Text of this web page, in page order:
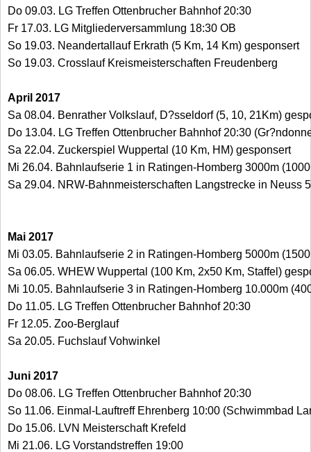
Do 09.03. LG Treffen Ottenbrucher Bahnhof 20:30
Fr 17.03. LG Mitgliederversammlung 18:30 OB
So 19.03. Neandertallauf Erkrath (5 Km, 14 Km) gesponsert
So 19.03. Crosslauf Kreismeisterschaften Freudenberg
April 2017
Sa 08.04. Benrather Volkslauf, D?sseldorf (5, 10, 21Km)
Do 13.04. LG Treffen Ottenbrucher Bahnhof 20:30
Sa 22.04. Zuckerspiel Wuppertal (10 Km, HM) gesponsert
Mi 26.04. Bahnlaufserie 1 in Ratingen-Homberg 3000m
Sa 29.04. NRW-Bahnmeisterschaften Langstrecke in Neuss
Mai 2017
Mi 03.05. Bahnlaufserie 2 in Ratingen-Homberg 5000m
Sa 06.05. WHEW Wuppertal (100 Km, 2x50 Km, Staffel)
Mi 10.05. Bahnlaufserie 3 in Ratingen-Homberg 10.000m
Do 11.05. LG Treffen Ottenbrucher Bahnhof 20:30
Fr 12.05. Zoo-Berglauf
Sa 20.05. Fuchslauf Vohwinkel
Juni 2017
Do 08.06. LG Treffen Ottenbrucher Bahnhof 20:30
So 11.06. Einmal-Lauftreff Ehrenberg 10:00 (Schwimmbad
Do 15.06. LVN Meisterschaft Krefeld
Mi 21.06. LG Vorstandstreffen 19:00